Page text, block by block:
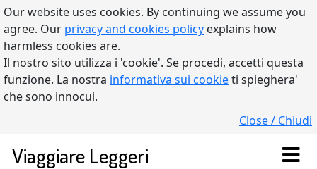
Our website uses cookies. By continuing we assume you
agree. Our privacy and cookies policy explains how
harmless cookies are.
Il nostro sito utilizza i 'cookie'. Se procedi, accetti questa
funzione. La nostra informativa sui cookieti spieghera'
che sono innocui.
Close / Chiudi
Viaggiare Leggeri